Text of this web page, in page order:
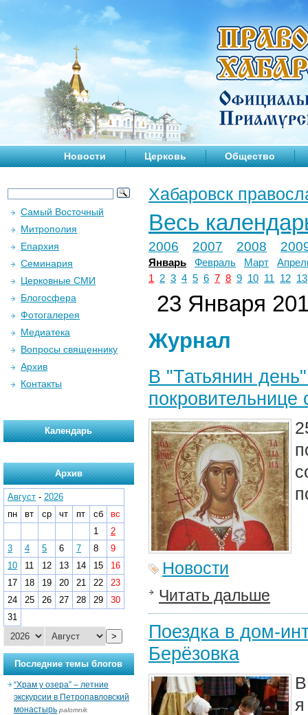
Новости Церковь Общество
Хабаровск
Весь
2006 2007 2008
Январь Февраль Март
1
2 3 4 5 6 7 8 9 10 11 12 13
23 Января
Журнал
В "Татьянин
покровительнице
Новости
Читать дальше
Поездка в дом-
Берёзовка
Самый Восточный
Митрополия
Епархия
Семинария
Церковные СМИ
Блогосфера
Фотогалерея
Медиатека
Вопросы священнику
Архив
Контакты
Календарь
Архив
Август - 2026
пн
вт ср чт пт сб
вс
1
2
3
4 5 6 7 8
9
10
11 12 13 14 15
16
17
18 19 20 21 22
23
24
25 26 27 28 29
30
31
>
Последние темы блогов
“Храм у озера” – летние
экскурсии в Петропавловский
монастырь palomnik